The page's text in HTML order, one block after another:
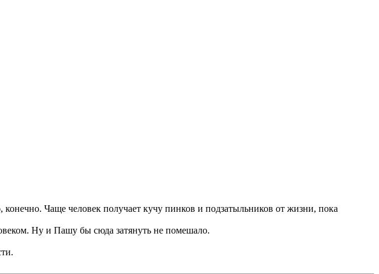
Чаще человек получает кучу пинков и подзатыльников от жизни, пока
Ну и Пашу бы сюда затянуть не помешало.